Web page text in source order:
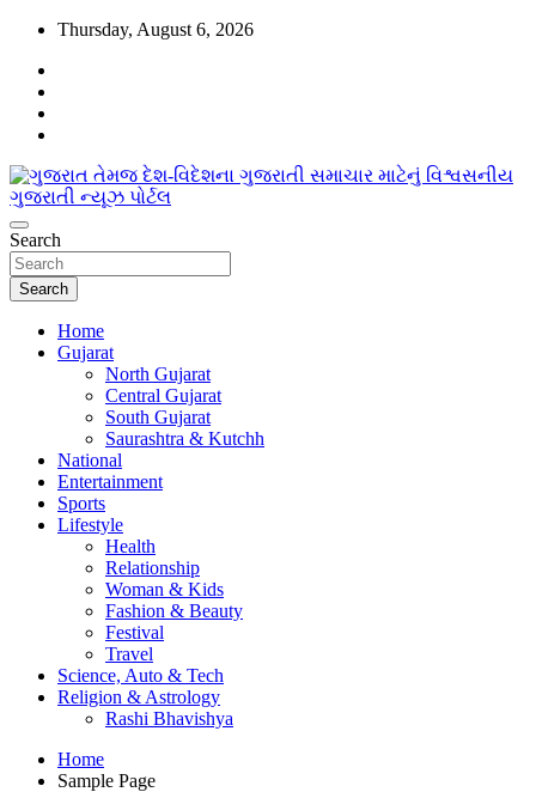
Skip
content
Thursday, August 6, 2026
ગુજરાત તેમજ દેશ-વિદેશના ગુજરાતી સમાચાર
માટેનું વિશ્વસનીય ગુજરાતી ન્યૂઝ પોર્ટલ
www.egujaratinews.com
Search
Search
Home
Gujarat
North Gujarat
Central Gujarat
South Gujarat
Saurashtra & Kutchh
National
Entertainment
Sports
Lifestyle
Health
Relationship
Woman & Kids
Fashion & Beauty
Festival
Travel
Science, Auto & Tech
Religion & Astrology
Rashi Bhavishya
Home
Sample Page